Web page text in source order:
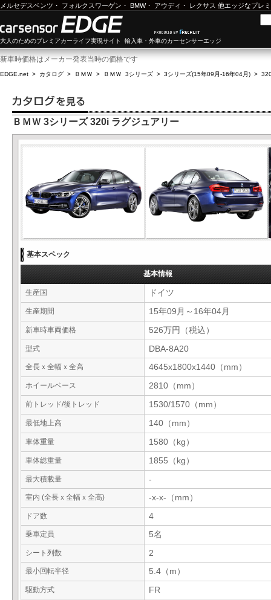
メルセデスベンツ ・ フォルクスワーゲン ・ BMW・ アウディ ・ レクサス 他エッジなプレ
大人のためのプレミアカーライフ実現サイト 輸入車・外車のカーセンサーエッジ
新車時価格はメーカー発表当時の価格です
EDGE.net > カタログ > ＢＭＷ > ＢＭＷ 3シリーズ > 3シリーズ(15年09月-16年04月) >
ＢＭＷ 3シリーズ 320i ラグジュアリー
基本スペック
基本情報
生産国 ドイツ
生産期間 15年09月～16年04月
新車時車両価格 526万円（税込）
型式 DBA-8A20
全長ｘ全幅ｘ全高 4645x1800x1440（mm）
ホイールベース 2810（mm）
前トレッド/後トレッド 1530/1570（mm）
最低地上高 140（mm）
車体重量 1580（kg）
車体総重量 1855（kg）
最大積載量 -
室内 (全長ｘ全幅ｘ全高) -x-x-（mm）
ドア数 4
乗車定員 5名
シート列数 2
最小回転半径 5.4（m）
駆動方式 FR